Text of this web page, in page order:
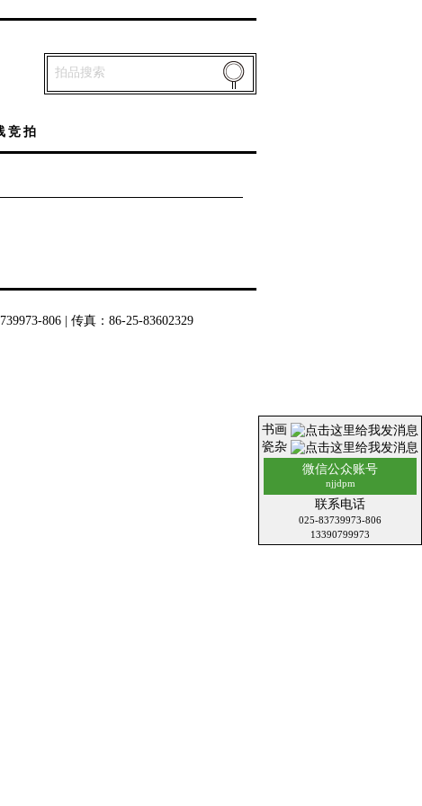
书画
瓷杂
微信公众账号
njjdpm
联系电话
025-83739973-806
13390799973
竞拍
806 | 传真：86-25-83602329